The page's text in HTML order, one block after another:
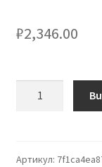
₽2,346.00
RS
Артикул: